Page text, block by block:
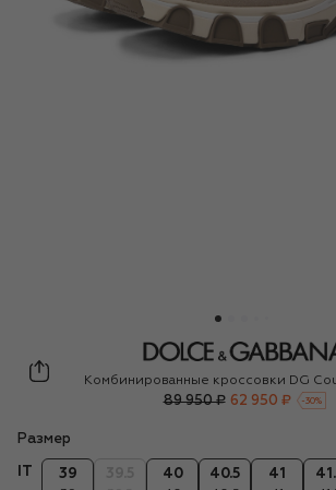
Dolce & Gabbana
Комбинированные кроссовки DG
89 950 ₽ 62 950 ₽ -30%
Размер
39 40 40.5 41